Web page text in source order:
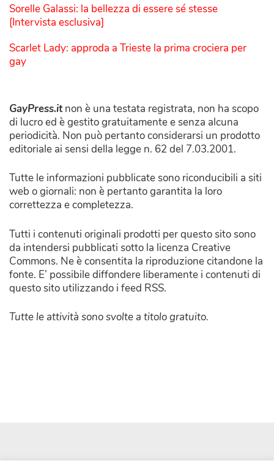
Sorelle Galassi: la bellezza di essere sé stesse
[Intervista esclusiva]
Scarlet Lady: approda a Trieste la prima crociera per
gay
GayPress.itnon è una testata registrata, non ha scopo
di lucro ed è gestito gratuitamente e senza alcuna
periodicità. Non può pertanto considerarsi un prodotto
editoriale ai sensi della legge n. 62 del 7.03.2001.
Tutte le informazioni pubblicate sono riconducibili a siti
web o giornali: non è pertanto garantita la loro
correttezza e completezza.
Tutti i contenuti originali prodotti per questo sito sono
da intendersi pubblicati sotto la licenza Creative
Commons. Ne è consentita la riproduzione citandone la
fonte. E’ possibile diffondere liberamente i contenuti di
questo sito utilizzando i feed RSS.
Tutte le attività sono svolte a titolo gratuito.